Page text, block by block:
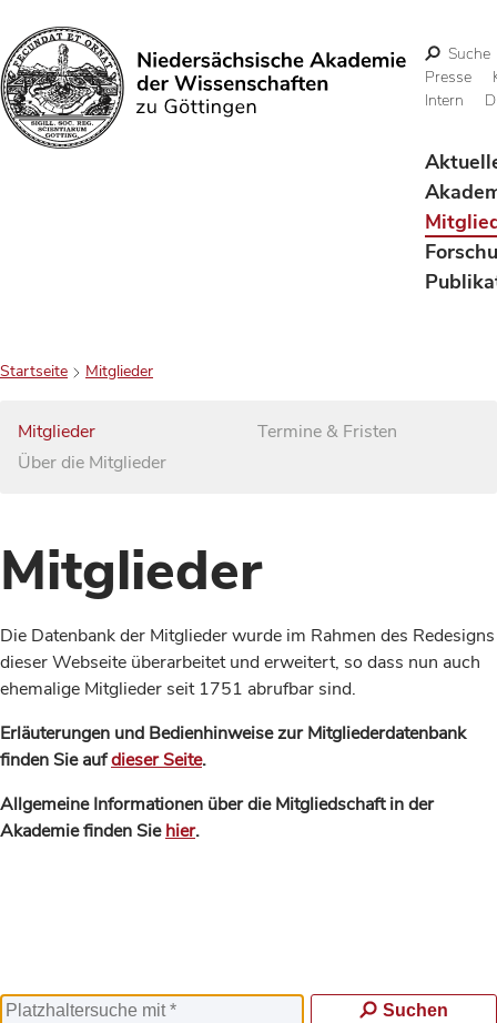
Suchen
Suche
Presse
Intern
Startseite Mitglieder
Mitglieder
Über die Mitglieder
Termine & Fristen
Mitglieder
Die Datenbank der Mitglieder wurde im Rahmen des Redesigns
dieser Webseite überarbeitet und erweitert, so dass nun auch
ehemalige Mitglieder seit 1751 abrufbar sind.
Erläuterungen und Bedienhinweise zur Mitgliederdatenbank
finden Sie aufdieser Seite.
Allgemeine Informationen über die Mitgliedschaft in der
Akademie finden Siehier.
Suchen